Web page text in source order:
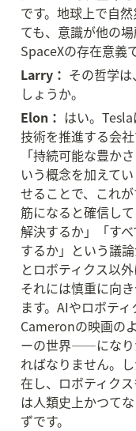
です。地球上で自
ても、意識が他の
SpaceXの存在意義で
Larry： その哲学
しょうか。
Elon： はい。
技術を推進する会
「持続可能な豊か
いう概念を加えて
せることで、これ
筋になると確信し
解決するか」「す
するか」という議
とロボティクス以
それには慎重に向
ます。AIやロボテ
Cameronの映画の
ーの世界——になり
ればなりません。
在し、ロボティク
は人類史上かつて
ずです。